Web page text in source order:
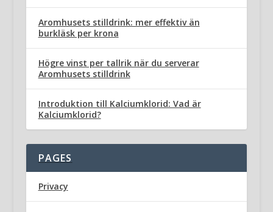
Aromhusets stilldrink: mer effektiv än
burkläsk per krona
Högre vinst per tallrik när du serverar
Aromhusets stilldrink
Introduktion till Kalciumklorid: Vad är
Kalciumklorid?
PAGES
Privacy